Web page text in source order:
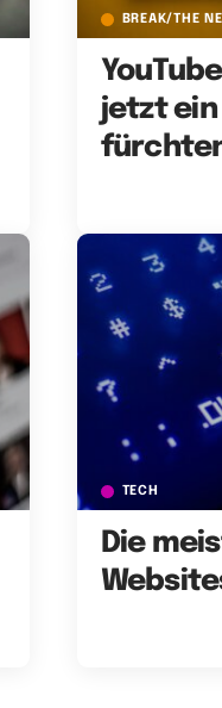
BREAK/THE
jetzt ein
TECH
Die